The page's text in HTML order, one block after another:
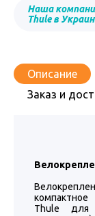
Наша
Thule в
Описание
Заказ и
Thule для